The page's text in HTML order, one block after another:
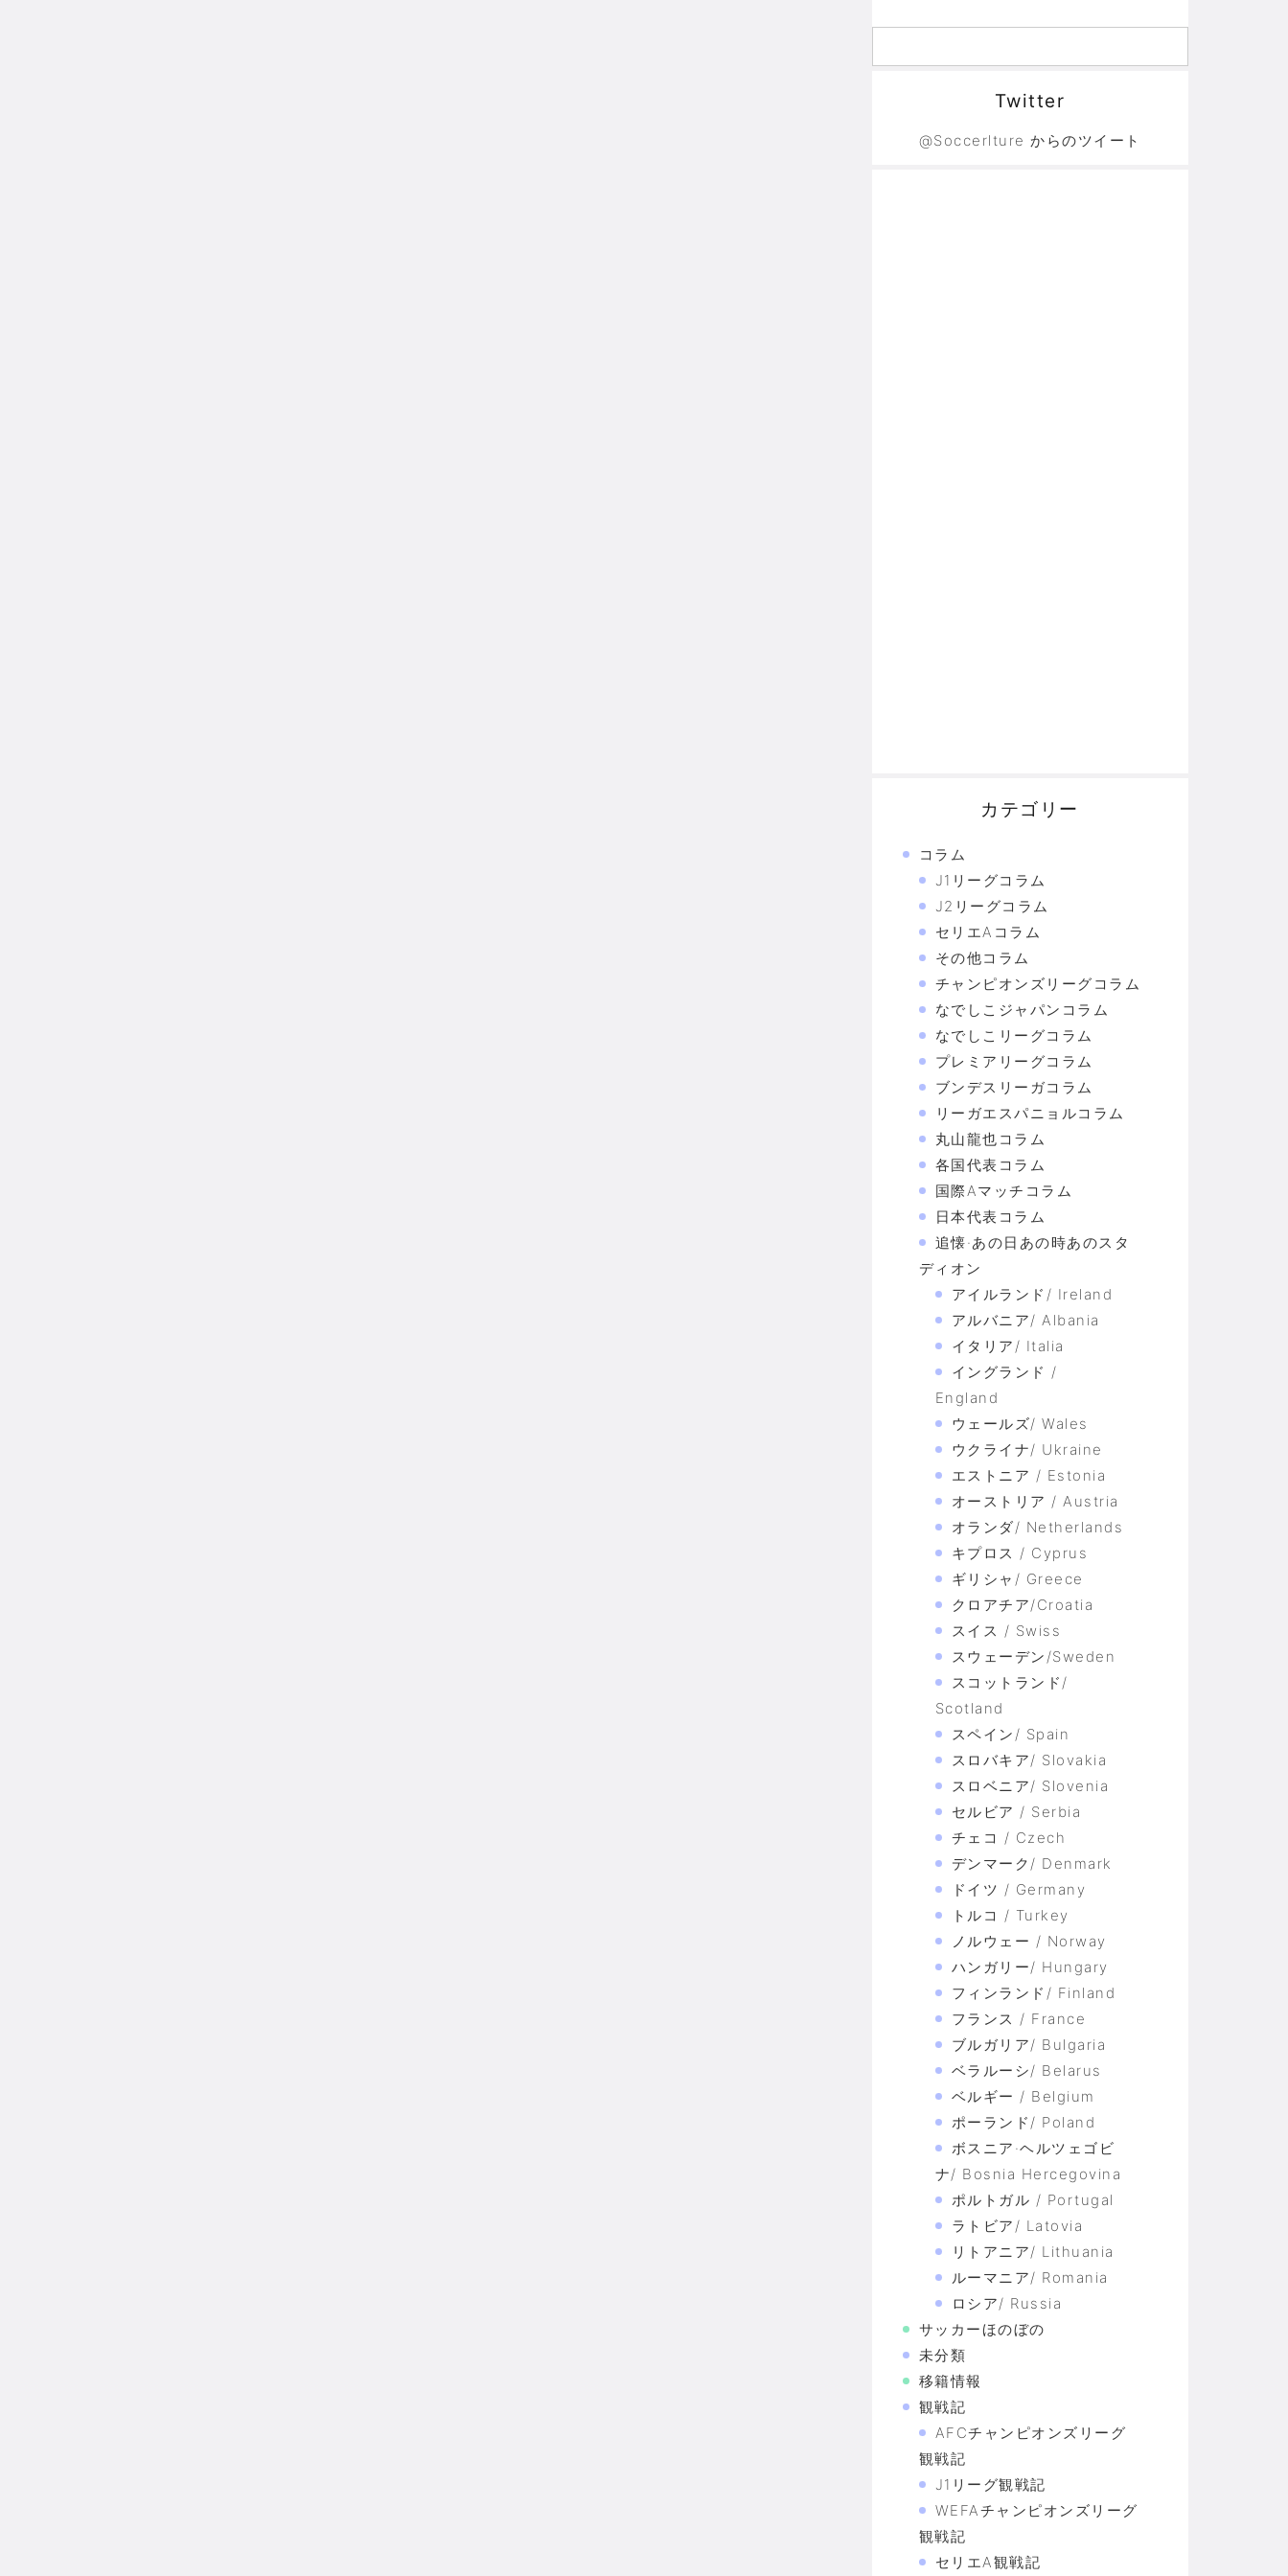
Twitter
@Soccerlture からのツイート
カテゴリー
コラム
J1リーグコラム
J2リーグコラム
セリエAコラム
その他コラム
チャンピオンズリーグコラム
なでしこジャパンコラム
なでしこリーグコラム
プレミアリーグコラム
ブンデスリーガコラム
リーガエスパニョルコラム
丸山龍也コラム
各国代表コラム
国際Aマッチコラム
日本代表コラム
追懐·あの日あの時あのスタ
ディオン
アイルランド/ Ireland
アルバニア/ Albania
イタリア/ Italia
イングランド /
England
ウェールズ/ Wales
ウクライナ/ Ukraine
エストニア / Estonia
オーストリア / Austria
オランダ/ Netherlands
キプロス / Cyprus
ギリシャ/ Greece
クロアチア/Croatia
スイス / Swiss
スウェーデン/Sweden
スコットランド/
Scotland
スペイン/ Spain
スロバキア/ Slovakia
スロベニア/ Slovenia
セルビア / Serbia
チェコ / Czech
デンマーク/ Denmark
ドイツ / Germany
トルコ / Turkey
ノルウェー / Norway
ハンガリー/ Hungary
フィンランド/ Finland
フランス / France
ブルガリア/ Bulgaria
ベラルーシ/ Belarus
ベルギー / Belgium
ポーランド/ Poland
ボスニア·ヘルツェゴビ
ナ/ Bosnia Hercegovina
ポルトガル / Portugal
ラトビア/ Latovia
リトアニア/ Lithuania
ルーマニア/ Romania
ロシア/ Russia
サッカーほのぼの
未分類
移籍情報
観戦記
AFCチャンピオンズリーグ
観戦記
J1リーグ観戦記
WEFAチャンピオンズリーグ
観戦記
セリエA観戦記